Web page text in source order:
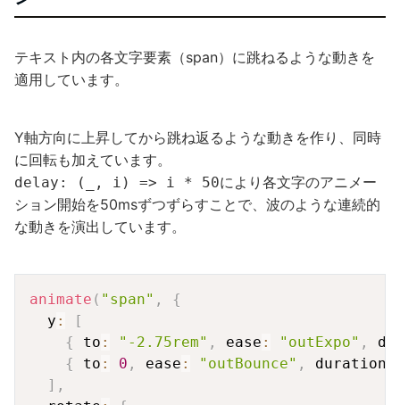
テキスト内の各文字要素（span）に跳ねるような動きを
適用しています。
Y軸方向に上昇してから跳ね返るような動きを作り、同時
に回転も加えています。
delay: (_, i) => i * 50により各文字のアニメー
ション開始を50msずつずらすことで、波のような連続的
な動きを演出しています。
animate ( "span" ,
{
  y
:
[
{
to : "-2.75rem" , ease : "outExpo" ,
{
to : 0 , ease : "outBounce" , duration
] ,